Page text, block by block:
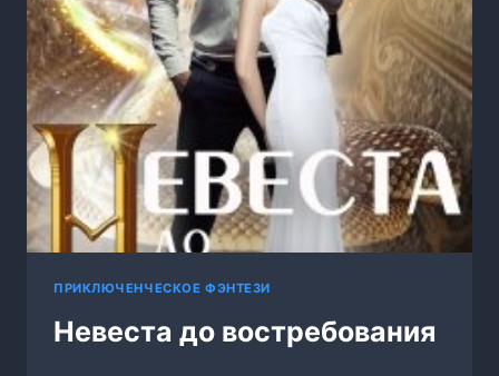
ПРИКЛЮЧЕНЧЕСКОЕ ФЭНТЕЗИ
Невеста до востребования